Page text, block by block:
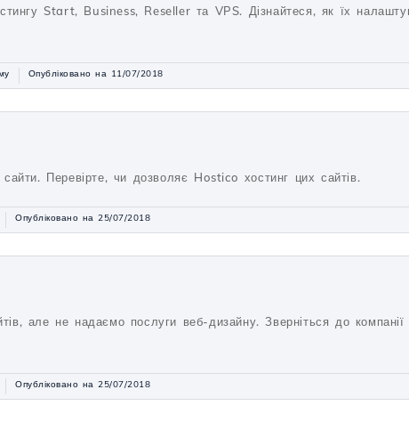
Start, Business, Reseller та VPS. Дізнайтеся, як їх
Опубліковано на 11/07/2018
Перевірте, чи дозволяє Hostico хостинг цих сайтів.
Опубліковано на 25/07/2018
але не надаємо послуги веб-дизайну. Зверніться до компанії
Опубліковано на 25/07/2018